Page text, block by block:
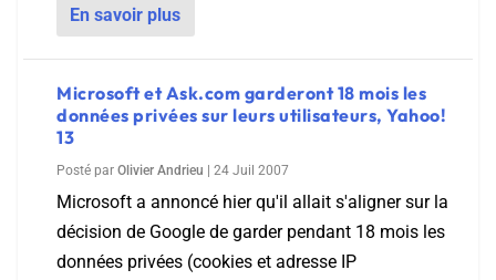
En savoir plus
Microsoft et Ask.com garderont 18 mois les
données privées sur leurs utilisateurs, Yahoo!
13
Posté par Olivier Andrieu 24 Juil 2007
Microsoft a annoncé hier qu'il allait s'aligner sur la
décision de Google de garder pendant 18 mois les
données privées (cookies et adresse IP